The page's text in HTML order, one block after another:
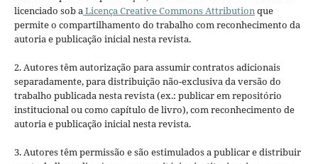
licenciado sob aLicença Creative Commons Attributionque
permite o compartilhamento do trabalho com reconhecimento da
autoria e publicação inicial nesta revista.
2. Autores têm autorização para assumir contratos adicionais
separadamente, para distribuição não-exclusiva da versão do
trabalho publicada nesta revista (ex.: publicar em repositório
institucional ou como capítulo de livro), com reconhecimento de
autoria e publicação inicial nesta revista.
3. Autores têm permissão e são estimulados a publicar e distribuir